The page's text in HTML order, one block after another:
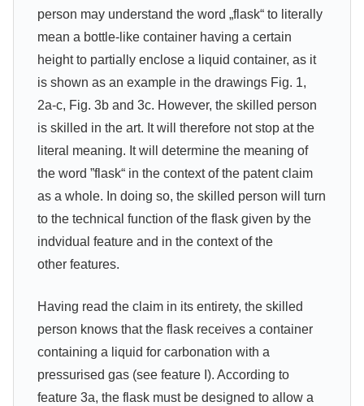
person may understand the word „flask“ to literally
mean a bottle-like container having a certain
height to partially enclose a liquid container, as it
is shown as an example in the drawings Fig. 1,
2a-c, Fig. 3b and 3c. However, the skilled person
is skilled in the art. It will therefore not stop at the
literal meaning. It will determine the meaning of
the word ”flask“ in the context of the patent claim
as a whole. In doing so, the skilled person will turn
to the technical function of the flask given by the
indvidual feature and in the context of the
other features.
Having read the claim in its entirety, the skilled
person knows that the flask receives a container
containing a liquid for carbonation with a
pressurised gas (see feature I). According to
feature 3a, the flask must be designed to allow a